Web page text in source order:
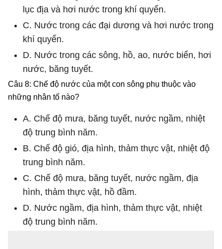
lục địa và hơi nước trong khí quyển.
C. Nước trong các đại dương và hơi nước trong
khí quyển.
D. Nước trong các sông, hồ, ao, nước biển, hơi
nước, băng tuyết.
Câu 8: Chế độ nước của một con sông phụ thuộc vào
những nhân tố nào?
A. Chế độ mưa, băng tuyết, nước ngầm, nhiệt
độ trung bình năm.
B. Chế độ gió, địa hình, thảm thực vật, nhiệt độ
trung bình năm.
C. Chế độ mưa, băng tuyết, nước ngầm, địa
hình, thảm thực vật, hồ đầm.
D. Nước ngầm, địa hình, thảm thực vật, nhiệt
độ trung bình năm.